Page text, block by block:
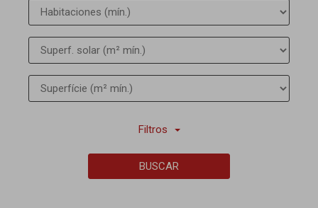
Filtros
BUSCAR